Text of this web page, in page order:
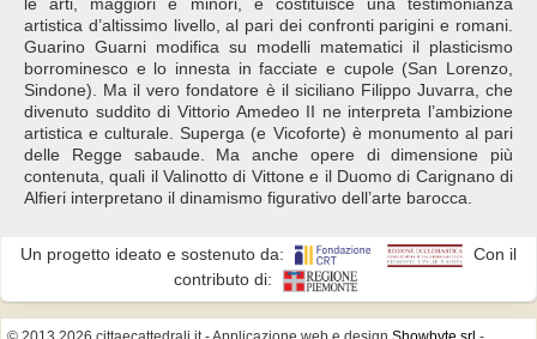
artistica d’altissimo livello, al pari dei confronti parigini e romani.
Guarino Guarni modifica su modelli matematici il plasticismo
borrominesco e lo innesta in facciate e cupole (San Lorenzo,
Sindone). Ma il vero fondatore è il siciliano Filippo Juvarra, che
divenuto suddito di Vittorio Amedeo II ne interpreta l’ambizione
artistica e culturale. Superga (e Vicoforte) è monumento al pari
delle Regge sabaude. Ma anche opere di dimensione più
contenuta, quali il Valinotto di Vittone e il Duomo di Carignano di
Alfieri interpretano il dinamismo figurativo dell’arte barocca.
Un progetto ideato e sostenuto da:
Con il
contributo di: